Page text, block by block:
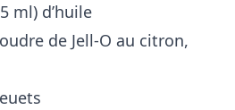
ml) d’huile
de Jell-O au citron,